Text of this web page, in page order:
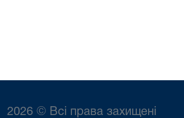
2026 © Всі права захищені